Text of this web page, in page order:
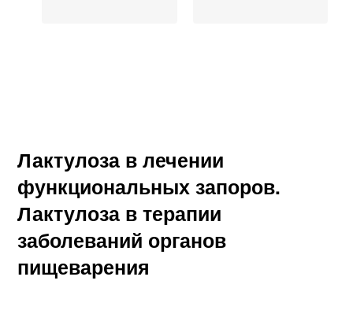
Лактулоза в лечении
функциональных запоров.
Лактулоза в терапии
заболеваний органов
пищеварения